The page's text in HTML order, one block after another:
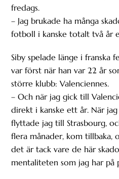
fredags.
– Jag brukade ha många
fotboll i kanske totalt två år
Siby spelade länge i franska
var först när han var 22 år
större klubb: Valenciennes.
– Och när jag gick till
direkt i kanske ett år. När
flyttade jag till Strasbourg,
flera månader, kom tillbaka,
det är tack vare de här
mentaliteten som jag har på